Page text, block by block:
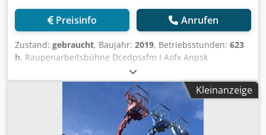
Preisinfo Anrufen
Zustand: gebraucht, Baujahr: 2019, Betriebsstunden: 623
h, Raupenarbeitsbühne Dcedpsxfm I Aofx Anpsk
Kleinanzeige